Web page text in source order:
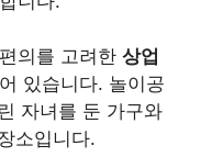
의를 고려한 상업
있습니다. 놀이공
자녀를 둔 가구와
소입니다.